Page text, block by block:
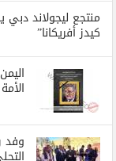
منتجع ليجولاند
كيدز أفريكانا”
وفد